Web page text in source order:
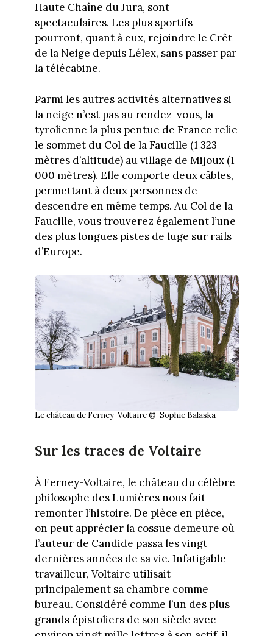
Haute Chaîne du Jura, sont
spectaculaires. Les plus sportifs
pourront, quant à eux, rejoindre le Crêt
de la Neige depuis Lélex, sans passer par
la télécabine.
Parmi les autres activités alternatives si
la neige n’est pas au rendez-vous, la
tyrolienne la plus pentue de France relie
le sommet du Col de la Faucille (1 323
mètres d’altitude) au village de Mijoux (1
000 mètres). Elle comporte deux câbles,
permettant à deux personnes de
descendre en même temps. Au Col de la
Faucille, vous trouverez également l’une
des plus longues pistes de luge sur rails
d’Europe.
Le château de Ferney-Voltaire © Sophie Balaska
Sur les traces de Voltaire
À Ferney-Voltaire, le château du célèbre
philosophe des Lumières nous fait
remonter l’histoire. De pièce en pièce,
on peut apprécier la cossue demeure où
l’auteur de Candide passa les vingt
dernières années de sa vie. Infatigable
travailleur, Voltaire utilisait
principalement sa chambre comme
bureau. Considéré comme l’un des plus
grands épistoliers de son siècle avec